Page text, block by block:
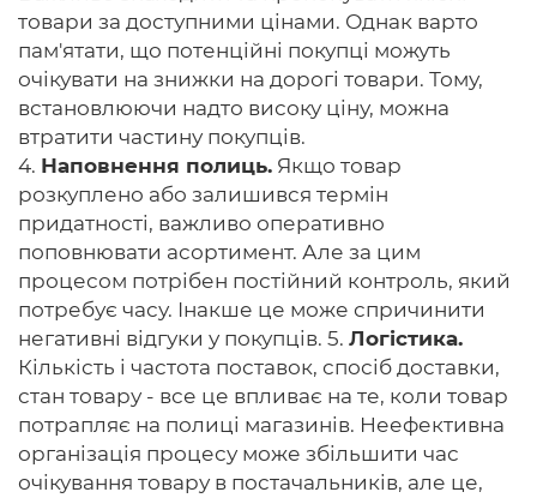
товари за доступними цінами. Однак варто
пам'ятати, що потенційні покупці можуть
очікувати на знижки на дорогі товари. Тому,
встановлюючи надто високу ціну, можна
втратити частину покупців.
4. Наповнення полиць. Якщо товар
розкуплено або залишився термін
придатності, важливо оперативно
поповнювати асортимент. Але за цим
процесом потрібен постійний контроль, який
потребує часу. Інакше це може спричинити
негативні відгуки у покупців. 5. Логістика.
Кількість і частота поставок, спосіб доставки,
стан товару - все це впливає на те, коли товар
потрапляє на полиці магазинів. Неефективна
організація процесу може збільшити час
очікування товару в постачальників, але це,